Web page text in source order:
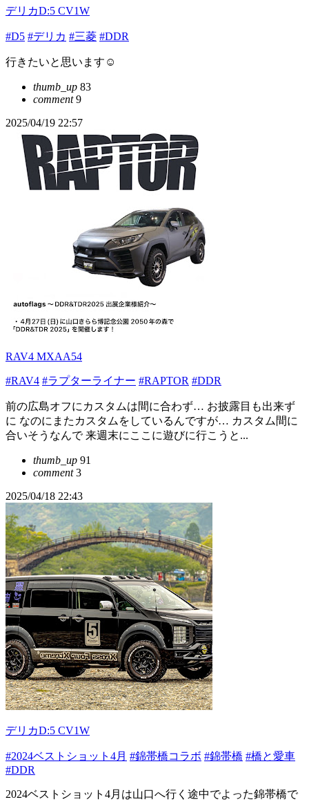
デリカD:5 CV1W
#D5 #デリカ #三菱 #DDR
行きたいと思います☺️
thumb_up 83
comment9
2025/04/19 22:57
RAV4 MXAA54
#RAV4 #ラプターライナー #RAPTOR #DDR
前の広島オフにカスタムは間に合わず… お披露目も出来ず
に なのにまたカスタムをしているんですが… カスタム間に
合いそうなんで 来週末にここに遊びに行こうと...
thumb_up 91
comment3
2025/04/18 22:43
デリカD:5 CV1W
#2024ベストショット4月 #錦帯橋コラボ #錦帯橋 #橋と愛車
#DDR
2024ベストショット4月は山口へ行く途中でよった錦帯橋で